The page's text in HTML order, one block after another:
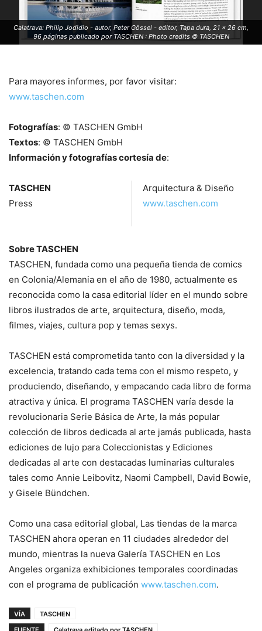
Calatrava: Philip Jodidio - autor, Peter Gössel - editor, Tapa dura, 21 x 26 cm,
96 páginas publicado por TASCHEN : Photo credits © TASCHEN
Para mayores informes, por favor visitar:
www.taschen.com
Fotografías: © TASCHEN GmbH
Textos: © TASCHEN GmbH
Información y fotografías cortesía de:
TASCHEN
Press
Arquitectura & Diseño
www.taschen.com
Sobre TASCHEN
TASCHEN, fundada como una pequeña tienda de comics
en Colonia/Alemania en el año de 1980, actualmente es
reconocida como la casa editorial líder en el mundo sobre
libros ilustrados de arte, arquitectura, diseño, moda,
filmes, viajes, cultura pop y temas sexys.
TASCHEN está comprometida tanto con la diversidad y la
excelencia, tratando cada tema con el mismo respeto, y
produciendo, diseñando, y empacando cada libro de forma
atractiva y única. El programa TASCHEN varía desde la
revolucionaria Serie Básica de Arte, la más popular
colección de libros dedicada al arte jamás publicada, hasta
ediciones de lujo para Coleccionistas y Ediciones
dedicadas al arte con destacadas luminarias culturales
tales como Annie Leibovitz, Naomi Campbell, David Bowie,
y Gisele Bündchen.
Como una casa editorial global, Las tiendas de la marca
TASCHEN ahora operan en 11 ciudades alrededor del
mundo, mientras la nueva Galería TASCHEN en Los
Angeles organiza exhibiciones temporales coordinadas
con el programa de publicación www.taschen.com.
VÍA
TASCHEN